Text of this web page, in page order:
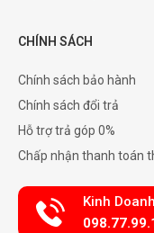
CHÍNH SÁCH
Chính sách bảo hành
Chính sách đổi trả
Hỗ trợ trả góp 0%
Chấp nhận thanh toán
Kinh Doanh